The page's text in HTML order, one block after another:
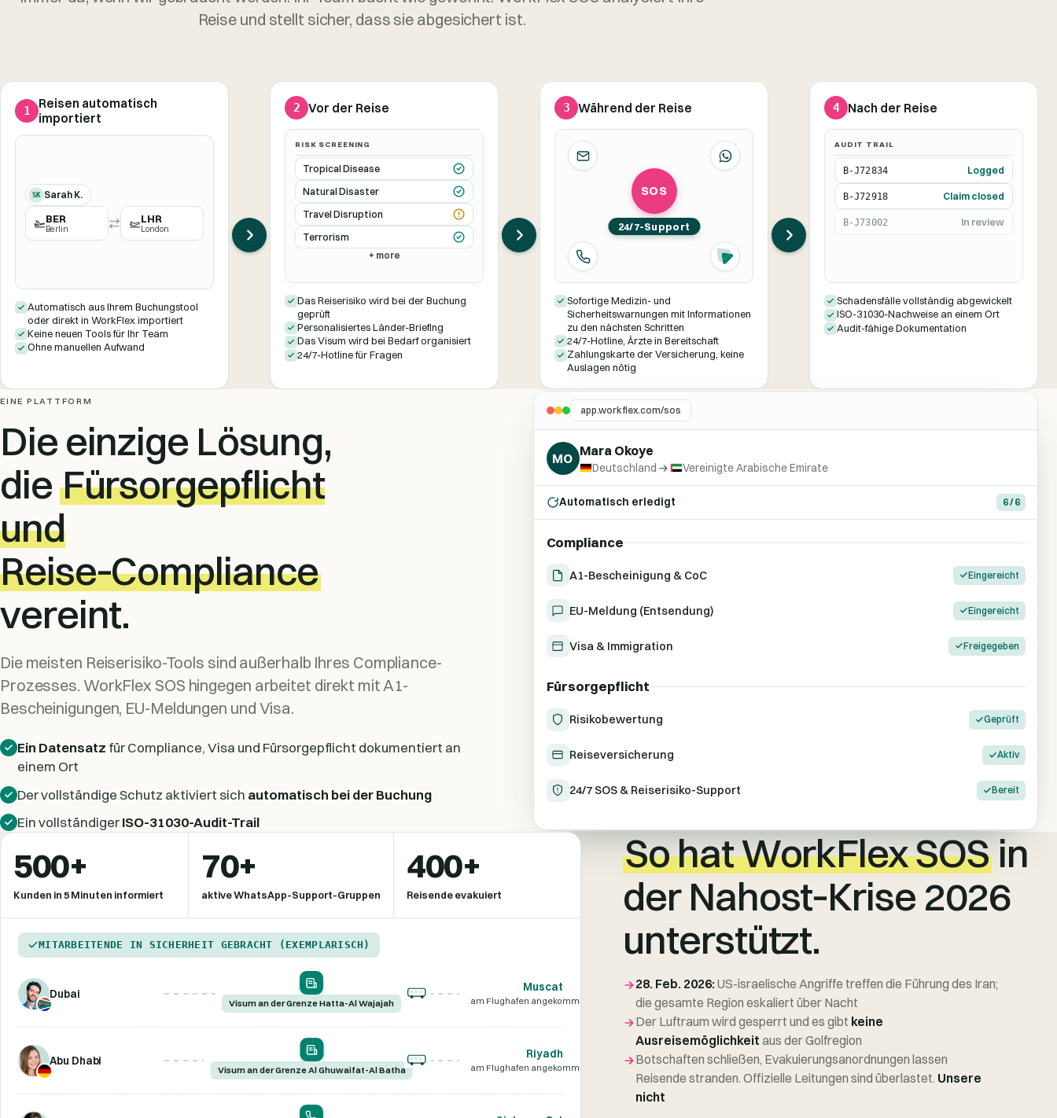
Reise und stellt sicher, dass sie abgesichert ist.
1
Reisen automatisch
importiert
SK Sarah K.
BER
Berlin
LHR
London
Automatisch aus Ihrem Buchungstool
oder direkt in WorkFlex importiert
Keine neuen Tools für Ihr Team
Ohne manuellen Aufwand
2 Vor der Reise
RISK SCREENING
Tropical Disease
Natural Disaster
Travel Disruption
Terrorism
+ more
Das Reiserisiko wird bei der Buchung
geprüft
Personalisiertes Länder-Briefing
Das Visum wird bei Bedarf organisiert
24/7-Hotline für Fragen
3 Während der Reise
SOS
24/7-Support
Sofortige Medizin- und
Sicherheitswarnungen mit Informationen
zu den nächsten Schritten
24/7-Hotline, Ärzte in Bereitschaft
Zahlungskarte der Versicherung, keine
Auslagen nötig
4 Nach der Reise
AUDIT TRAIL
B-J72834 Logged
B-J72918 Claim closed
B-J73002 In review
Schadensfälle vollständig abgewickelt
ISO-31030-Nachweise an einem Ort
Audit-fähige Dokumentation
EINE PLATTFORM
Die einzige Lösung,
die Fürsorgepflicht
und
Reise‑Compliance
vereint.
Die meisten Reiserisiko-Tools sind außerhalb Ihres Compliance-
Prozesses. WorkFlex SOS hingegen arbeitet direkt mit A1-
Bescheinigungen, EU-Meldungen und Visa.
Ein Datensatz für Compliance, Visa und Fürsorgepflicht dokumentiert an
einem Ort
Der vollständige Schutz aktiviert sich automatisch bei der Buchung
Ein vollständigerISO-31030-Audit-Trail
app.workflex.com/sos
MO
Mara Okoye
Deutschland → Vereinigte Arabische Emirate
Automatisch erledigt 6 / 6
Compliance
A1-Bescheinigung & CoC Eingereicht
EU-Meldung (Entsendung) Eingereicht
Visa & Immigration Freigegeben
Fürsorgepflicht
Risikobewertung Geprüft
Reiseversicherung Aktiv
24/7 SOS & Reiserisiko-Support Bereit
So hat WorkFlex SOSin
der Nahost‑Krise 2026
unterstützt.
28. Feb. 2026:US-israelische Angriffe treffen die Führung des Iran;
die gesamte Region eskaliert über Nacht
Der Luftraum wird gesperrt und es gibt keine
Ausreisemöglichkeit aus der Golfregion
Botschaften schließen, Evakuierungsanordnungen lassen
Reisende stranden. Offizielle Leitungen sind überlastet. Unsere
nicht
500+
Kunden in 5 Minuten informiert
70+
aktive WhatsApp-Support-Gruppen
400+
Reisende evakuiert
MITARBEITENDE IN SICHERHEIT GEBRACHT (EXEMPLARISCH)
Dubai
Visum an der Grenze Hatta-Al Wajajah
Muscat
am Flughafen angekommen
Abu Dhabi
Visum an der Grenze Al Ghuwaifat-Al Batha
Riyadh
am Flughafen angekommen